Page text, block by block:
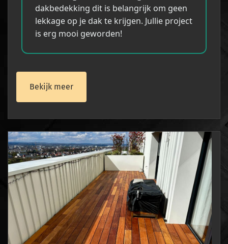
dakbedekking dit is belangrijk om geen
lekkage op je dak te krijgen. Jullie project
is erg mooi geworden!
Bekijk meer